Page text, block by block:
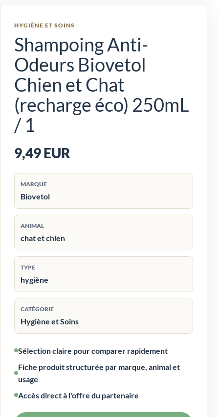
HYGIÈNE ET SOINS
Shampoing Anti-
Odeurs Biovetol
Chien et Chat
(recharge éco) 250mL
/ 1
9,49 EUR
MARQUE
Biovetol
ANIMAL
chat et chien
TYPE
hygiène
CATÉGORIE
Hygiène et Soins
Sélection claire pour comparer rapidement
Fiche produit structurée par marque, animal et
usage
Accès direct à l'offre du partenaire